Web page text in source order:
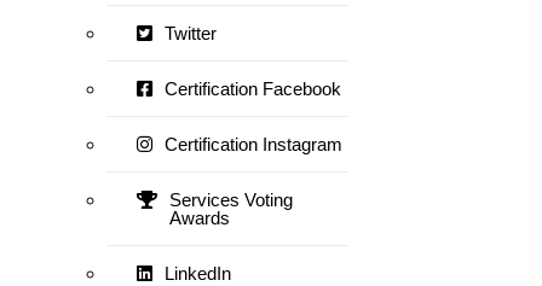
Twitter
Certification Facebook
Certification Instagram
Services Voting
Awards
LinkedIn